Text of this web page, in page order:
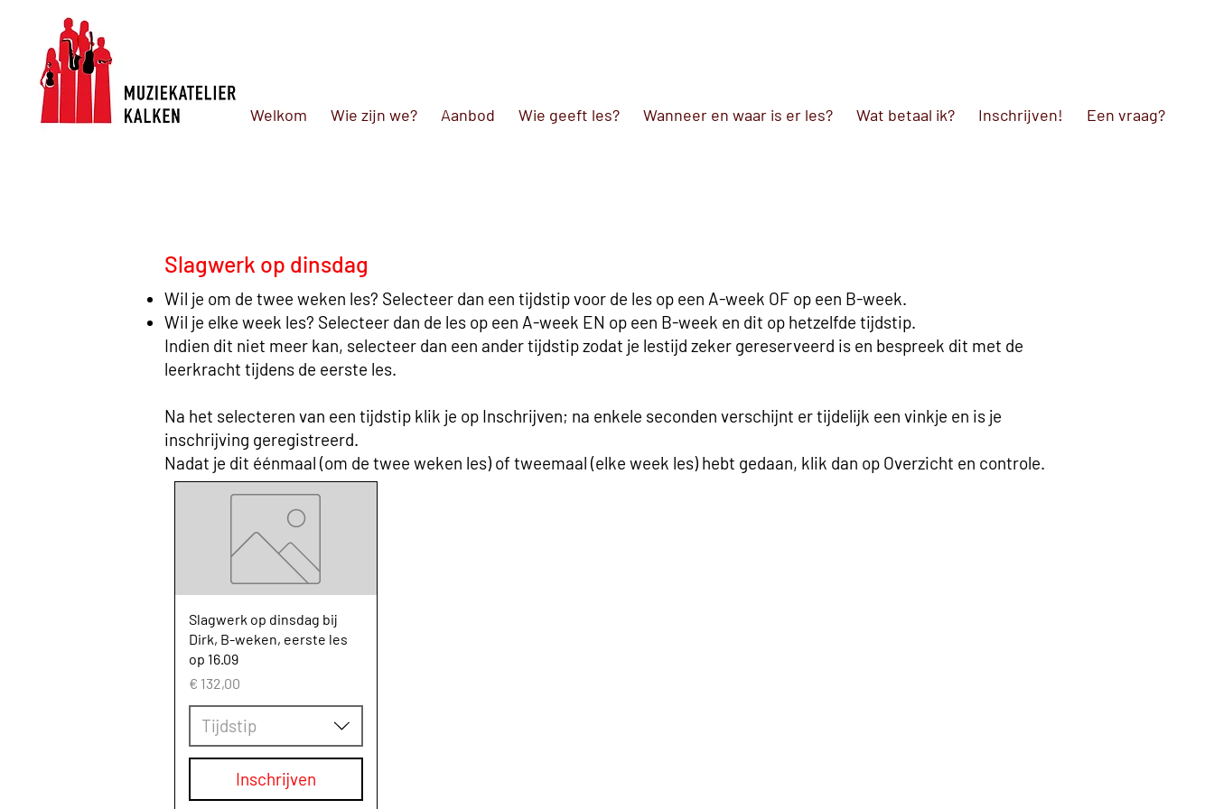
Welkom Wie zijn we? Aanbod Wie geeft les? Wanneer en waar is er les? Wat betaal ik? Inschrijven! Een vraag?
Slagwerk op dinsdag
Wil je om de twee weken les? Selecteer dan een tijdstip voor de les op een A-week OF op een B-week.
Wil je elke week les? Selecteer dan de les op een A-week EN op een B-week en dit op hetzelfde tijdstip.
Indien dit niet meer kan, selecteer dan een ander tijdstip zodat je lestijd zeker gereserveerd is en bespreek dit met de
leerkracht tijdens de eerste les.
Na het selecteren van een tijdstip klik je op Inschrijven; na enkele seconden verschijnt er tijdelijk een vinkje en is je
inschrijving geregistreerd.
Nadat je dit éénmaal (om de twee weken les) of tweemaal (elke week les) hebt gedaan, klik dan op Overzicht en controle.
Slagwerk op dinsdag bij
Dirk, B-weken, eerste les
op 16.09
Prijs
€ 132,00
Tijdstip
Inschrijven